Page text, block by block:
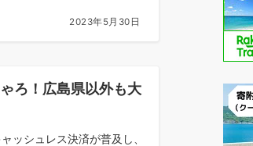
2023年5月30日
ろ！広島県以外も大
ッシュレス決済が普及し、